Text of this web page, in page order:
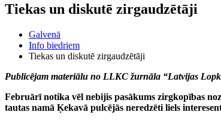
Tiekas un diskutē zirgaudzētāji
Galvenā
Info biedriem
Tiekas un diskutē zirgaudzētāji
Publicējam materiālu no LLKC žurnāla “Latvijas
Februārī notika vēl nebijis pasākums zirgkopības
tautas namā Ķekavā pulcējās neredzēti liels